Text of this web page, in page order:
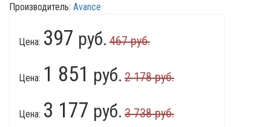
Производитель: Avance
Цена: 397 руб. 467 руб.
Цена: 1 851 руб. 2 178 руб.
Цена: 3 177 руб. 3 738 руб.